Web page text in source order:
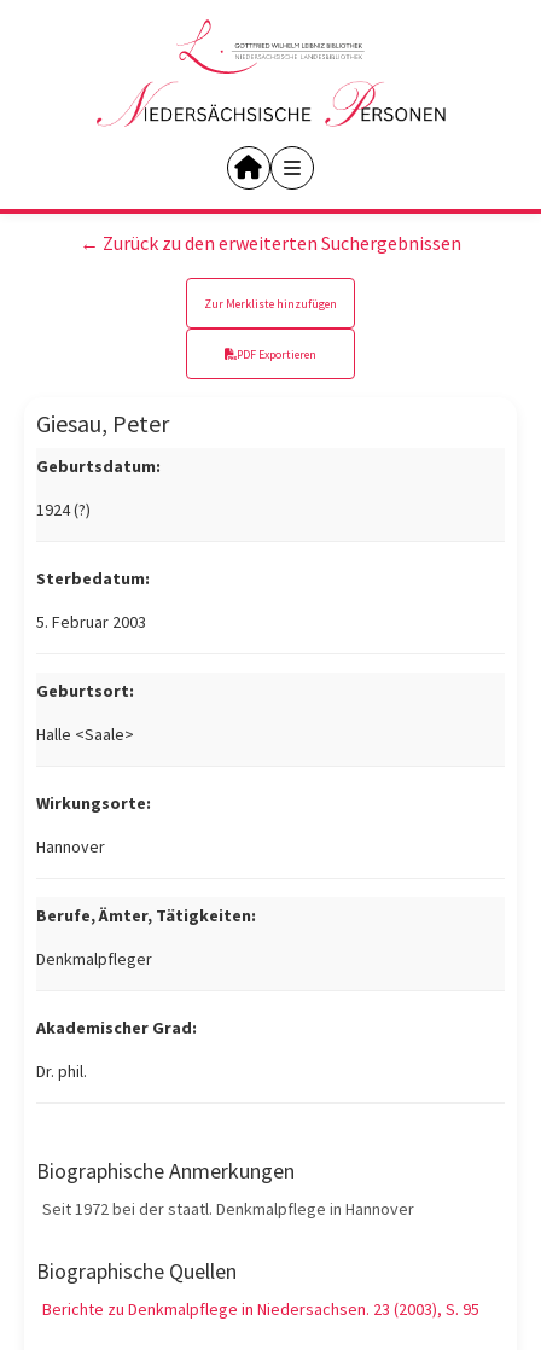
← Zurück zu den erweiterten Suchergebnissen
Zur Merkliste hinzufügen
PDF Exportieren
Giesau, Peter
Geburtsdatum:
1924 (?)
Sterbedatum:
5. Februar 2003
Geburtsort:
Halle <Saale>
Wirkungsorte:
Hannover
Berufe, Ämter, Tätigkeiten:
Denkmalpfleger
Akademischer Grad:
Dr. phil.
Biographische Anmerkungen
Seit 1972 bei der staatl. Denkmalpflege in Hannover
Biographische Quellen
Berichte zu Denkmalpflege in Niedersachsen. 23 (2003), S. 95